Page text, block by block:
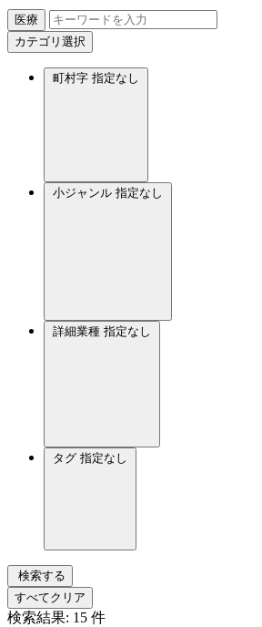
医療
カテゴリ選択
町村字 指定なし
小ジャンル 指定なし
詳細業種 指定なし
タグ 指定なし
検索する
すべてクリア
検索結果: 15 件